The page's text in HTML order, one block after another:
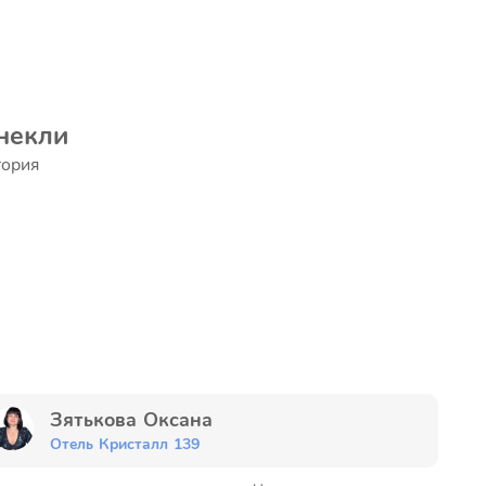
Зятькова Оксана
Отель Кристалл 139